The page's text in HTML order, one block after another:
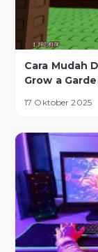
Cara Mudah
Grow a
17 Oktober 2025